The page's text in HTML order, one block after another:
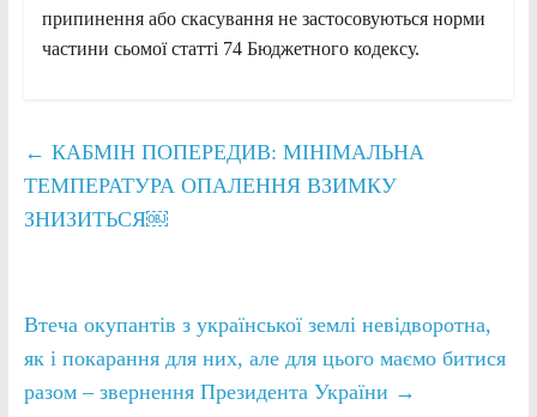
припинення або скасування не застосовуються норми
частини сьомої статті 74 Бюджетного кодексу.
← КАБМІН ПОПЕРЕДИВ: МІНІМАЛЬНА
ТЕМПЕРАТУРА ОПАЛЕННЯ ВЗИМКУ
ЗНИЗИТЬСЯ￼
Втеча окупантів з української землі невідворотна,
як і покарання для них, але для цього маємо битися
разом – звернення Президента України →